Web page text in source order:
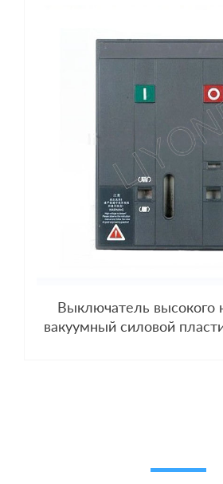
Выключатель высокого
вакуумный силовой